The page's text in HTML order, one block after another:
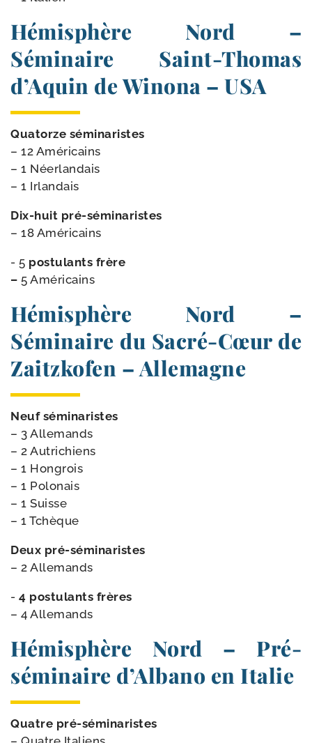
Hémisphère Nord –
Séminaire Saint-​Thomas
d’Aquin de Winona – USA
Quatorze sémi­na­ristes
– 12 Américains
– 1 Néerlandais
– 1 Irlandais
Dix-​huit pré-séminaristes
– 18 Américains
- 5 pos­tu­lants frère
– 5 Américains
Hémisphère Nord –
Séminaire du Sacré-​Cœur de
Zaitzkofen – Allemagne
Neuf sémi­na­ristes
– 3 Allemands
– 2 Autrichiens
– 1 Hongrois
– 1 Polonais
– 1 Suisse
– 1 Tchèque
Deux pré-​séminaristes
– 2 Allemands
- 4 pos­tu­lants frères
– 4 Allemands
Hémisphère Nord – Pré-​
séminaire d’Albano en Italie
Quatre pré-​séminaristes